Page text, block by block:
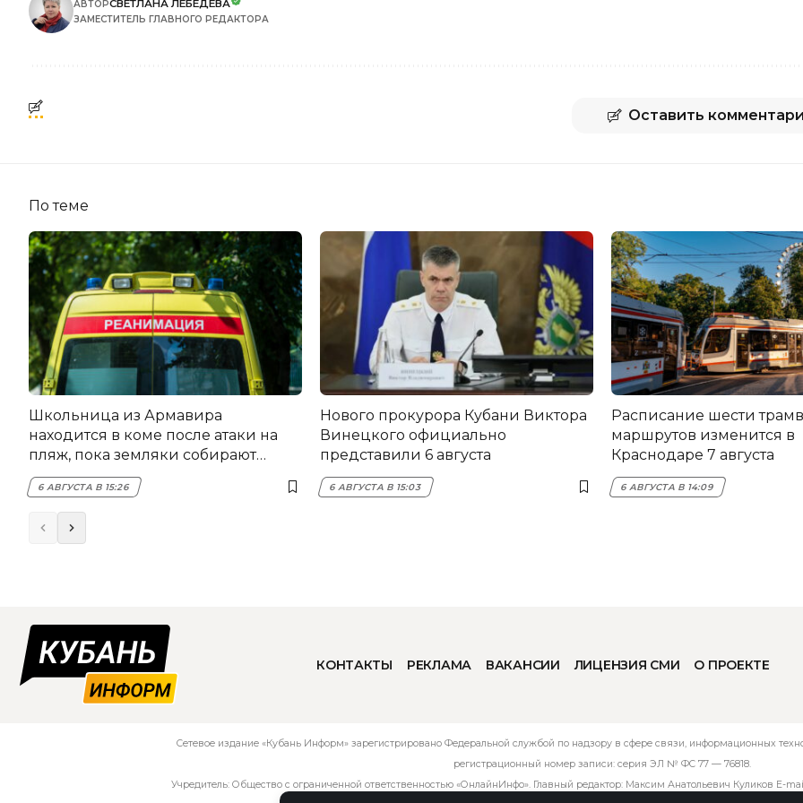
АВТОРСВЕТЛАНА ЛЕБЕДЕВА
ЗАМЕСТИТЕЛЬ ГЛАВНОГО РЕДАКТОРА
Оставить
По теме
Школьница из Армавира
находится в коме после атаки на
пляж, пока земляки собирают
помощь
6 АВГУСТА В 15:26
Нового прокурора Кубани Виктора
Винецкого официально
представили 6 августа
6 АВГУСТА В 15:03
Расписание шести
маршрутов изменится в
Краснодаре 7 августа
6 АВГУСТА В 14:09
КОНТАКТЫ РЕКЛАМА ВАКАНСИИ ЛИЦЕНЗИЯ СМИ О ПРОЕКТЕ
Сетевое издание «Кубань Информ» зарегистрировано Федеральной службой по надзору в сфере связи, информационных
регистрационный номер записи: серия ЭЛ № ФС 77 — 76818.
Учредитель: Общество с ограниченной ответственностью «ОнлайнИнфо». Главный редактор: Максим Анатольевич Куликов E-